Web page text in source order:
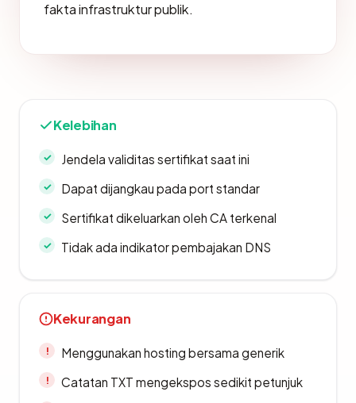
fakta infrastruktur publik.
Kelebihan
Jendela validitas sertifikat saat ini
Dapat dijangkau pada port standar
Sertifikat dikeluarkan oleh CA terkenal
Tidak ada indikator pembajakan DNS
Kekurangan
Menggunakan hosting bersama generik
Catatan TXT mengekspos sedikit petunjuk